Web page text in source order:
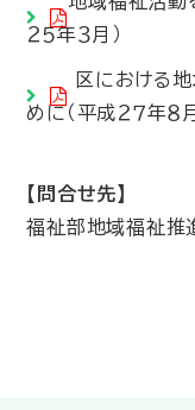
２５年３月）
区における
めに（平成２７年８
【問合せ先】
福祉部地域福祉